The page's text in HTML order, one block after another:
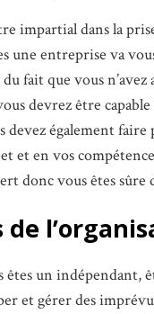
impartial dans la
une entreprise va
fait que vous
devrez être
devez également faire
et en vos
donc vous êtes sûre
de
êtes un indépendant,
et gérer des